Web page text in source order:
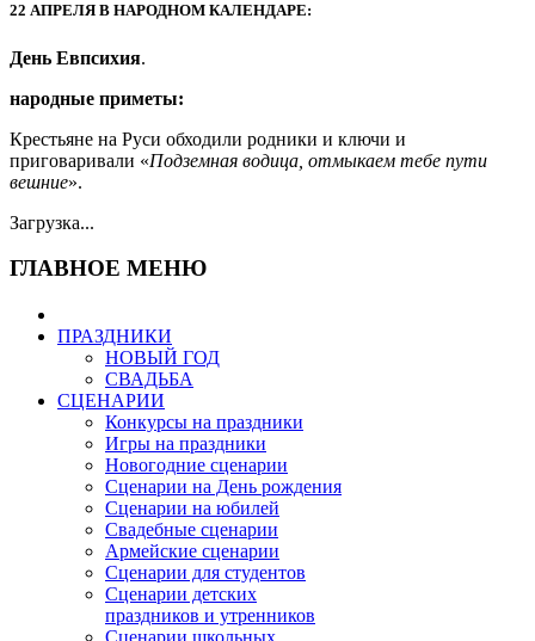
22 АПРЕЛЯ В НАРОДНОМ КАЛЕНДАРЕ:
День Евпсихия.
народные приметы:
Крестьяне на Руси обходили родники и ключи и
приговаривали «Подземная водица, отмыкаем тебе пути
вешние».
Загрузка...
ГЛАВНОЕ МЕНЮ
ПРАЗДНИКИ
НОВЫЙ ГОД
СВАДЬБА
СЦЕНАРИИ
Конкурсы на праздники
Игры на праздники
Новогодние сценарии
Сценарии на День рождения
Сценарии на юбилей
Свадебные сценарии
Армейские сценарии
Сценарии для студентов
Сценарии детских
праздников и утренников
Сценарии школьных